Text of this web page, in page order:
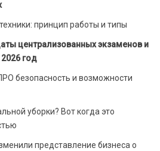
принцип работы и типы
централизованных экзаменов и
год
безопасность и возможности
уборки? Вот когда это
представление бизнеса о